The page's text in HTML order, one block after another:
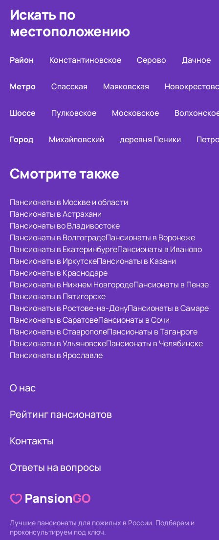
Искать по
местоположению
Район Константиновское Серово Дачное
Метро Спасская Маяковская
Шоссе Пулковское Московское
Город Михайловский деревня Пеники
Смотрите также
Пансионаты в Москве и области
Пансионаты в Астрахани
Пансионаты во Владивостоке
Пансионаты в ВолгоградеПансионаты в Воронеже
Пансионаты в ЕкатеринбургеПансионаты в Иваново
Пансионаты в ИркутскеПансионаты в Казани
Пансионаты в Краснодаре
Пансионаты в Нижнем НовгородеПансионаты в Пензе
Пансионаты в Пятигорске
Пансионаты в Ростове-на-ДонуПансионаты в Самаре
Пансионаты в СаратовеПансионаты в Сочи
Пансионаты в СтаврополеПансионаты в Таганроге
Пансионаты в УльяновскеПансионаты в Челябинске
Пансионаты в Ярославле
О нас
Рейтинг пансионатов
Контакты
Ответы на вопросы
Лучшие пансионаты для пожилых в России. Подберем и
проконсультируем под ключ.